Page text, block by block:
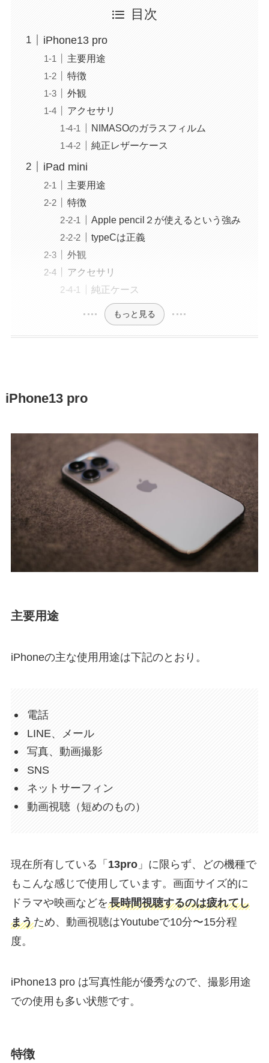
目次
iPhone13 pro
主要用途
特徴
外観
アクセサリ
NIMASOのガラスフィルム
純正レザーケース
iPad mini
主要用途
特徴
Apple pencil２が使えるという強み
typeCは正義
外観
アクセサリ
純正ケース
もっと見る
iPhone13 pro
主要用途
iPhoneの主な使用用途は下記のとおり。
電話
LINE、メール
写真、動画撮影
SNS
ネットサーフィン
動画視聴（短めのもの）
現在所有している「 13pro」に限らず、どの機種で
もこんな感じで使用しています。画面サイズ的に
ドラマや映画などを長時間視聴するのは疲れてし
まうため、動画視聴はYoutubeで10分〜15分程
度。
iPhone13 pro は写真性能が優秀なので、撮影用途
での使用も多い状態です。
特徴